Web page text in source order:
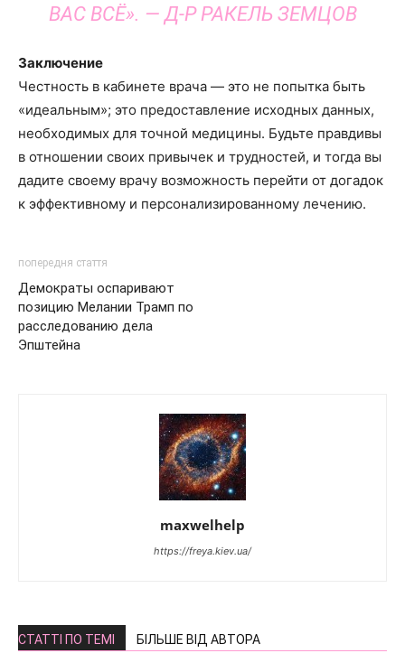
ВАС ВСЁ». —Д-Р РАКЕЛЬ ЗЕМЦОВ
Заключение
Честность в кабинете врача — это не попытка быть
«идеальным»; это предоставление исходных данных,
необходимых для точной медицины. Будьте правдивы
в отношении своих привычек и трудностей, и тогда вы
дадите своему врачу возможность перейти от догадок
к эффективному и персонализированному лечению.
попередня стаття
Демократы оспаривают
позицию Мелании Трамп по
расследованию дела
Эпштейна
maxwelhelp
https://freya.kiev.ua/
СТАТТІ ПО ТЕМІ БІЛЬШЕ ВІД АВТОРА